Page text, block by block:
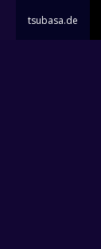
tsubasa.de